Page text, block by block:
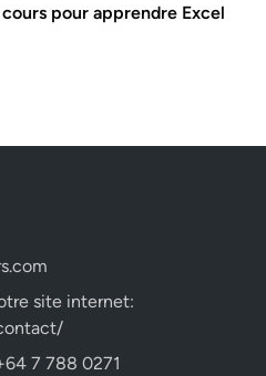
pour apprendre Excel
site internet:
7 788 0271